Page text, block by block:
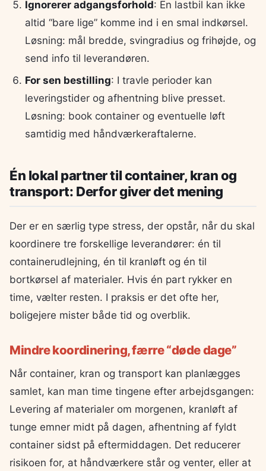
Ignorerer adgangsforhold: En lastbil kan ikke
altid “bare lige” komme ind i en smal indkørsel.
Løsning: mål bredde, svingradius og frihøjde, og
send info til leverandøren.
For sen bestilling: I travle perioder kan
leveringstider og afhentning blive presset.
Løsning: book container og eventuelle løft
samtidig med håndværkeraftalerne.
Én lokal partner til container, kran og
transport: Derfor giver det mening
Der er en særlig type stress, der opstår, når du skal
koordinere tre forskellige leverandører: én til
containerudlejning, én til kranløft og én til
bortkørsel af materialer. Hvis én part rykker en
time, vælter resten. I praksis er det ofte her,
boligejere mister både tid og overblik.
Mindre koordinering, færre “døde dage”
Når container, kran og transport kan planlægges
samlet, kan man time tingene efter arbejdsgangen:
Levering af materialer om morgenen, kranløft af
tunge emner midt på dagen, afhentning af fyldt
container sidst på eftermiddagen. Det reducerer
risikoen for, at håndværkere står og venter, eller at